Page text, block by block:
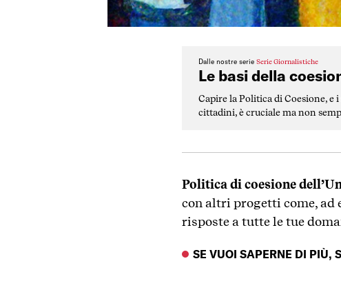
Dalle nostre serie Serie Giornalistiche
Le basi della
Capire la Politica di Coesione,
cittadini, è cruciale ma non
Politica di coesione
con altri progetti come, ad
risposte a tutte le tue
SE VUOI SAPERNE DI PIÙ,